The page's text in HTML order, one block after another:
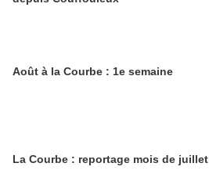
Août à la Courbe : 1e semaine
La Courbe : reportage mois de juillet